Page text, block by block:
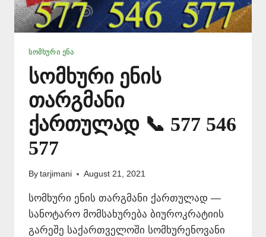
ᲡᲝᲛᲮᲣᲠᲘ ᲔᲜᲐ
სომხური ენის
თარგმანი
ქართულად 📞 577 546
577
By tarjimani August 21, 2021
სომხური ენის თარგმანი ქართულად —
სანოტარო მომსახურება ბიუროკრატიის
გარეშე საქართველოში სომხურენოვანი